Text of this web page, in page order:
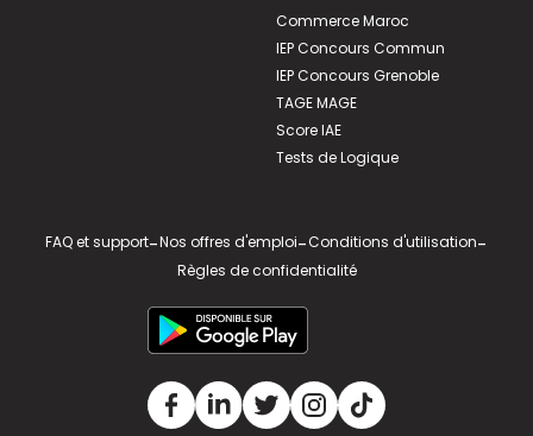
Commerce Maroc
IEP Concours Commun
IEP Concours Grenoble
TAGE MAGE
Score IAE
Tests de Logique
FAQ et support-Nos offres d'emploi-Conditions d'utilisation-
Règles de confidentialité